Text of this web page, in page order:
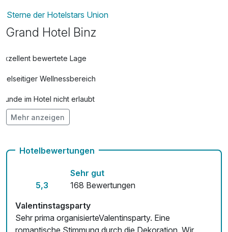
Sterne der Hotelstars Union
Grand Hotel Binz
Exzellent bewertete Lage
Vielseitiger Wellnessbereich
Hunde im Hotel nicht erlaubt
Auch vegetarische Speisen
Kostenloses W-LAN
Zimmerservice verfügbar
Mit Hotelbar
Mehr anzeigen
Hotelbewertungen
5,3
Sehr gut
168 Bewertungen
Valentinstagsparty
Sehr prima organisierteValentinsparty. Eine
romantische Stimmung durch die Dekoration. Wir